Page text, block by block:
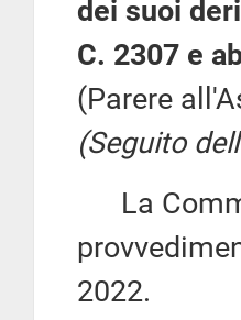
dei suoi
C. 2307 e
(Parere
(Seguito
La
2022.